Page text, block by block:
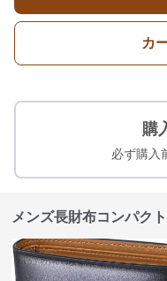
カ
購
必ず購入
メンズ長財布コンパク